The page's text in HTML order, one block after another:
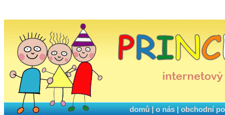
domů|o nás|obchodní